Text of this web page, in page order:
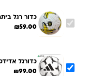
כדור רגל
₪59.00
כדורגל
₪99.00